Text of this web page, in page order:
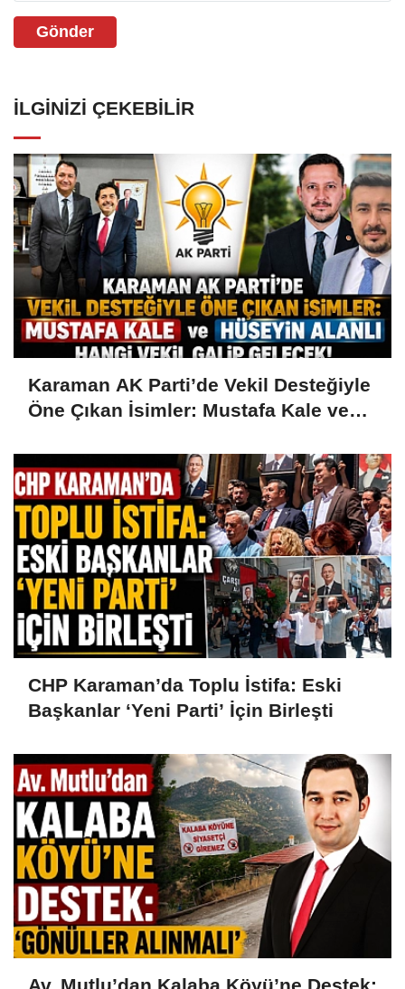
Gönder
İLGINIZI ÇEKEBILIR
Karaman AK Parti’de Vekil Desteğiyle
Öne Çıkan İsimler: Mustafa Kale ve
CHP Karaman’da Toplu İstifa: Eski
Başkanlar ‘Yeni Parti’ İçin Birleşti